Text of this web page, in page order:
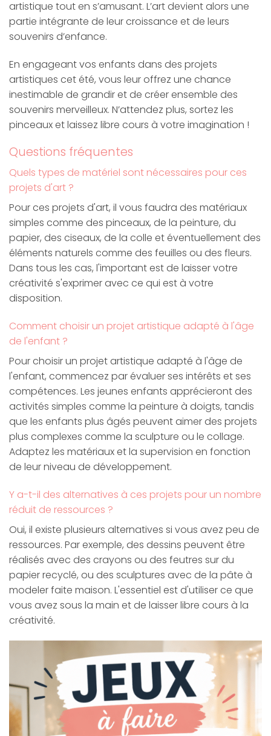
artistique tout en s’amusant. L’art devient alors une
partie intégrante de leur croissance et de leurs
souvenirs d’enfance.
En engageant vos enfants dans des projets
artistiques cet été, vous leur offrez une chance
inestimable de grandir et de créer ensemble des
souvenirs merveilleux. N’attendez plus, sortez les
pinceaux et laissez libre cours à votre imagination !
Questions fréquentes
Quels types de matériel sont nécessaires pour ces
projets d'art ?
Pour ces projets d'art, il vous faudra des matériaux
simples comme des pinceaux, de la peinture, du
papier, des ciseaux, de la colle et éventuellement des
éléments naturels comme des feuilles ou des fleurs.
Dans tous les cas, l'important est de laisser votre
créativité s'exprimer avec ce qui est à votre
disposition.
Comment choisir un projet artistique adapté à l'âge
de l'enfant ?
Pour choisir un projet artistique adapté à l'âge de
l'enfant, commencez par évaluer ses intérêts et ses
compétences. Les jeunes enfants apprécieront des
activités simples comme la peinture à doigts, tandis
que les enfants plus âgés peuvent aimer des projets
plus complexes comme la sculpture ou le collage.
Adaptez les matériaux et la supervision en fonction
de leur niveau de développement.
Y a-t-il des alternatives à ces projets pour un nombre
réduit de ressources ?
Oui, il existe plusieurs alternatives si vous avez peu de
ressources. Par exemple, des dessins peuvent être
réalisés avec des crayons ou des feutres sur du
papier recyclé, ou des sculptures avec de la pâte à
modeler faite maison. L'essentiel est d'utiliser ce que
vous avez sous la main et de laisser libre cours à la
créativité.